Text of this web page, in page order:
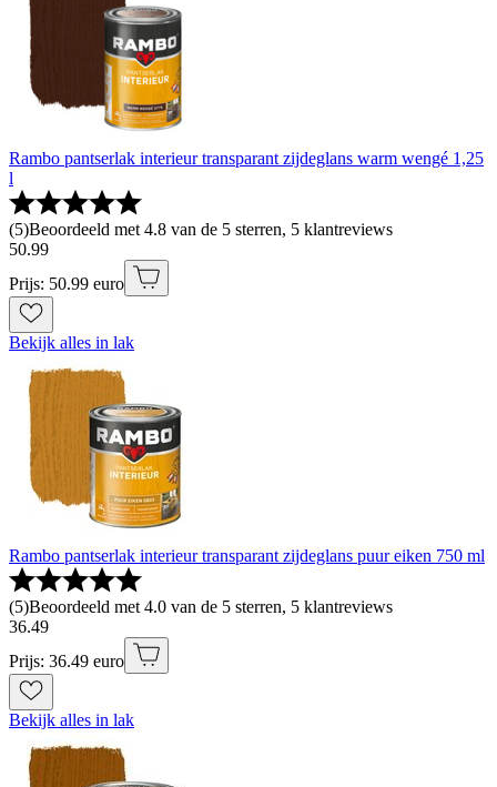
Rambo pantserlak interieur transparant zijdeglans warm wengé 1,25
l
(5)Beoordeeld met 4.8 van de 5 sterren, 5 klantreviews
50.99
Prijs: 50.99 euro
Bekijk alles in lak
Rambo pantserlak interieur transparant zijdeglans puur eiken 750 ml
(5)Beoordeeld met 4.0 van de 5 sterren, 5 klantreviews
36.49
Prijs: 36.49 euro
Bekijk alles in lak